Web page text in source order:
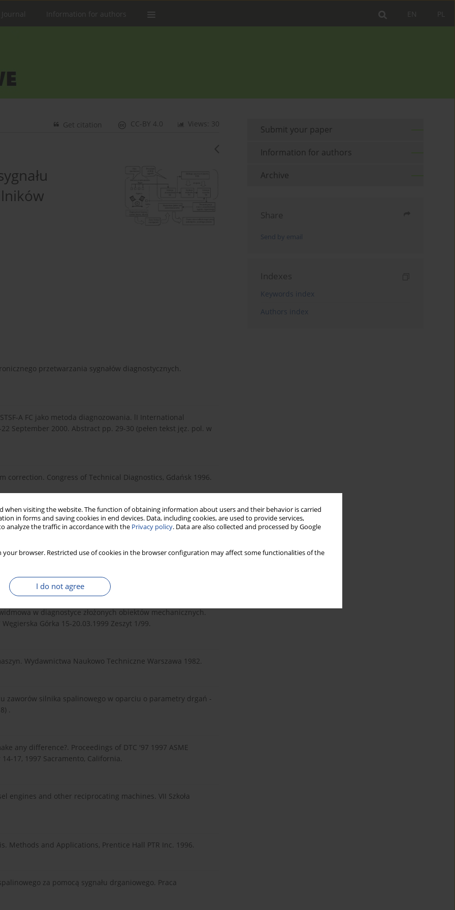
when visiting the website. The function of obtaining information about users and their behavior is carried
in forms and saving cookies in end devices. Data, including cookies, are used to provide services,
analyze the traffic in accordance with the Privacy policy. Data are also collected and processed by Google
your browser. Restricted use of cookies in the browser configuration may affect some functionalities of the
I do not agree
PL
EN
Information for authors
Views: 30
CC-BY 4.0
Get citation
przetwarzania sygnałów diagnostycznych.
A FC jako metoda diagnozowania. lI International
September 2000. Abstract pp. 29-30 (pełen tekst jęz. pol. w
correction. Congress of Technical Diagnostics, Gdańsk 1996.
(STFT) with Amplitude and Frequency Correction
Report: CRI Hannover-DAAD, November 1997.
zorientowana metoda analizy sygnału.
Zajączkowo 1992.
w diagnostyce złożonych obiektów mechanicznych.
Górka 15-20.03.1999 Zeszyt 1/99.
Wydawnictwa Naukowo Techniczne Warszawa 1982.
zaworów silnika spalinowego w oparciu o parametry drgań -
.
any difference?. Proceedings of DTC '97 1997 ASME
17, 1997 Sacramento, California.
engines and other reciprocating machines. VII Szkoła
Methods and Applications, Prentice Hall PTR Inc. 1996.
za pomocą sygnału drganiowego. Praca
Submit your paper
Information for authors
Archive
Share
Send by email
Indexes
Keywords index
Authors index